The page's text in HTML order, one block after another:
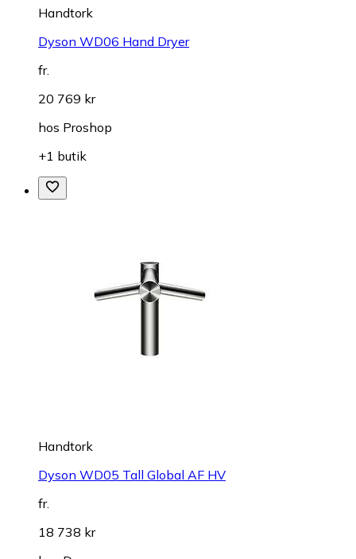
Handtork
Dyson WD06 Hand Dryer
fr.
20 769 kr
hos Proshop
+1 butik
Handtork
Dyson WD05 Tall Global AF HV
fr.
18 738 kr